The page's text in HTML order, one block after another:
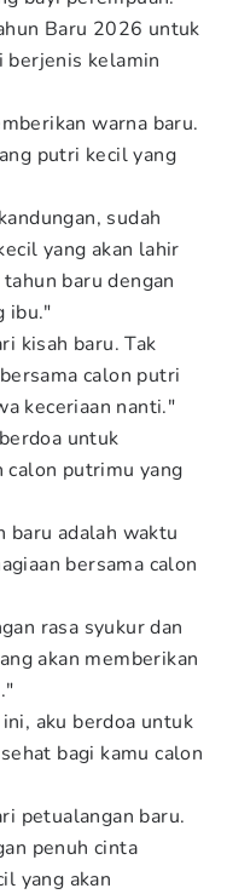
Baru 2026 untuk
berjenis kelamin
warna baru.
putri kecil yang
sudah
yang akan lahir
baru dengan
ibu."
kisah baru. Tak
calon putri
keceriaan nanti."
untuk
calon putrimu yang
baru adalah waktu
bersama calon
rasa syukur dan
akan memberikan
aku berdoa untuk
bagi kamu calon
petualangan baru.
penuh cinta
yang akan